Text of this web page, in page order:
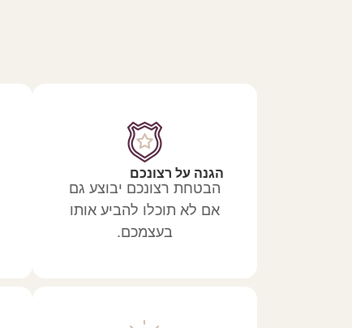
הגנה על רצונכם
הבטחת רצונכם יבוצע גם
אם לא תוכלו להביע אותו
בעצמכם.